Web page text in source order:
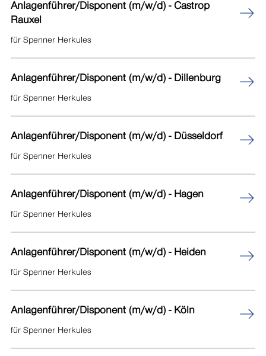
Leverkusen
Münster
Niederkassel
Nörvenich
Oebisfelde
Siegen
Anlagenführer/Disponent (m/w/d) - Castrop
Rauxel
für Spenner Herkules
Anlagenführer/Disponent (m/w/d) - Dillenburg
für Spenner Herkules
Anlagenführer/Disponent (m/w/d) - Düsseldorf
für Spenner Herkules
Anlagenführer/Disponent (m/w/d) - Hagen
für Spenner Herkules
Anlagenführer/Disponent (m/w/d) - Heiden
für Spenner Herkules
Anlagenführer/Disponent (m/w/d) - Köln
für Spenner Herkules